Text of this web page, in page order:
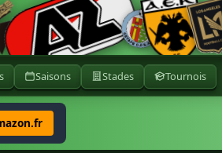
Saisons Stades Tournois